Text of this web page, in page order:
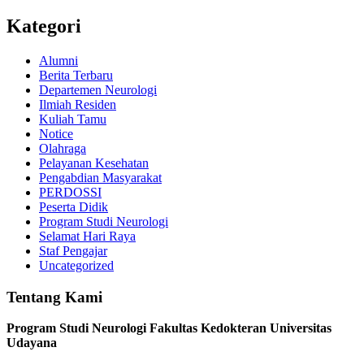
Kategori
Alumni
Berita Terbaru
Departemen Neurologi
Ilmiah Residen
Kuliah Tamu
Notice
Olahraga
Pelayanan Kesehatan
Pengabdian Masyarakat
PERDOSSI
Peserta Didik
Program Studi Neurologi
Selamat Hari Raya
Staf Pengajar
Uncategorized
Tentang Kami
Program Studi Neurologi Fakultas Kedokteran Universitas
Udayana